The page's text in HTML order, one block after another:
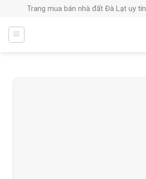
content
Trang mua bán nhà đất Đà Lạt uy tín